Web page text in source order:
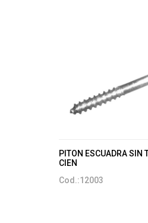
PITON ESCUADRA SIN
CIEN
Cod.:12003